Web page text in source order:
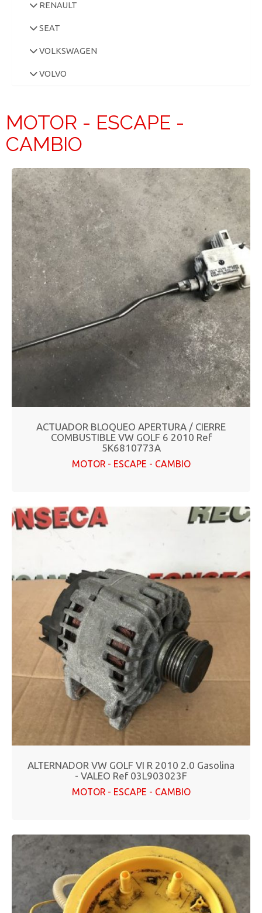
RENAULT
SEAT
VOLKSWAGEN
VOLVO
MOTOR - ESCAPE -
CAMBIO
ACTUADOR BLOQUEO APERTURA / CIERRE
COMBUSTIBLE VW GOLF 6 2010 Ref
5K6810773A
MOTOR - ESCAPE - CAMBIO
ALTERNADOR VW GOLF VI R 2010 2.0 Gasolina
- VALEO Ref 03L903023F
MOTOR - ESCAPE - CAMBIO